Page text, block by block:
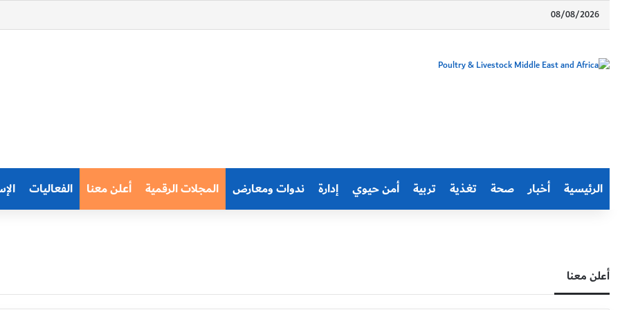
08/08/2026
الرئيسية أخبار صحة تغذية تربية أمن حيوي إدارة ندوات ومعارض المجلات الرقمية أعلن معنا الفعاليات
أعلن معنا